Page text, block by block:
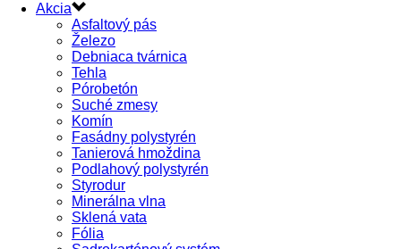
Akcia
Asfaltový pás
Železo
Debniaca tvárnica
Tehla
Pórobetón
Suché zmesy
Komín
Fasádny polystyrén
Tanierová hmoždina
Podlahový polystyrén
Styrodur
Minerálna vlna
Sklená vata
Fólia